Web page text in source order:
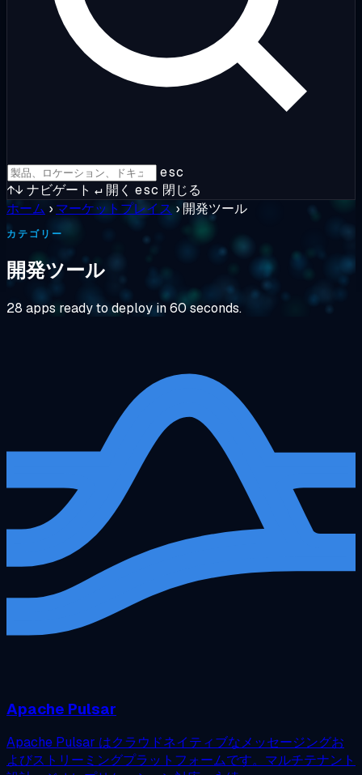
esc
↑↓ ナビゲート ↵ 開く esc 閉じる
ホーム › マーケットプレイス › 開発ツール
カテゴリー
開発ツール
28 apps ready to deploy in 60 seconds.
Apache Pulsar
Apache Pulsar はクラウドネイティブなメッセージングお
よびストリーミングプラットフォームです。マルチテナント